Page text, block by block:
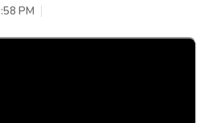
PM